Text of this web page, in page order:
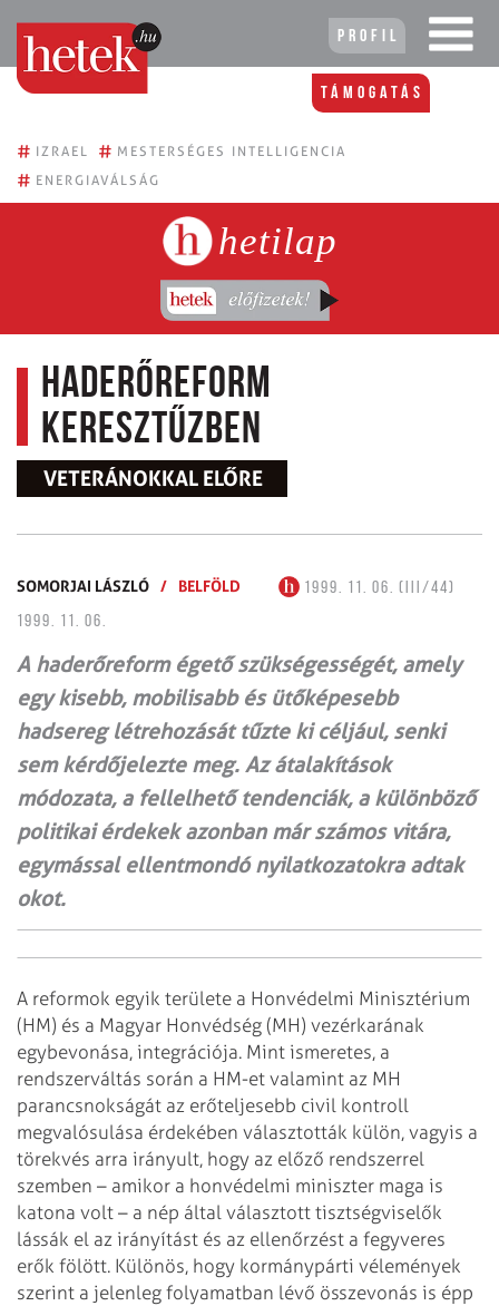
Profil
Támogatás
# IZRAEL # MESTERSÉGES INTELLIGENCIA
# ENERGIAVÁLSÁG
hetilap
Haderőreform
keresztűzben
VETERÁNOKKAL ELŐRE
SOMORJAI LÁSZLÓ / BELFÖLD
1999. 11. 06. (III/44)
1999. 11. 06.
A haderőreform égető szükségességét, amely
egy kisebb, mobilisabb és ütőképesebb
hadsereg létrehozását tűzte ki céljául, senki
sem kérdőjelezte meg. Az átalakítások
módozata, a fellelhető tendenciák, a különböző
politikai érdekek azonban már számos vitára,
egymással ellentmondó nyilatkozatokra adtak
okot.
A reformok egyik területe a Honvédelmi Minisztérium
(HM) és a Magyar Honvédség (MH) vezérkarának
egybevonása, integrációja. Mint ismeretes, a
rendszerváltás során a HM-et valamint az MH
parancsnokságát az erőteljesebb civil kontroll
megvalósulása érdekében választották külön, vagyis a
törekvés arra irányult, hogy az előző rendszerrel
szemben – amikor a honvédelmi miniszter maga is
katona volt – a nép által választott tisztségviselők
lássák el az irányítást és az ellenőrzést a fegyveres
erők fölött. Különös, hogy kormánypárti vélemények
szerint a jelenleg folyamatban lévő összevonás is épp